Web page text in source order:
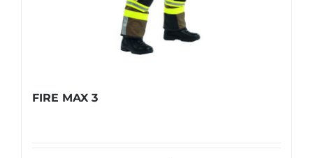
FIRE MAX 3